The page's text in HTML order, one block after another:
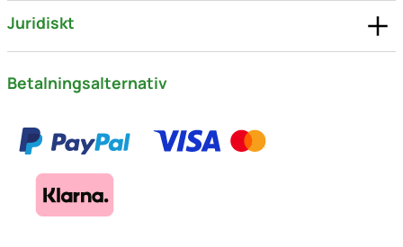
Juridiskt
Betalningsalternativ